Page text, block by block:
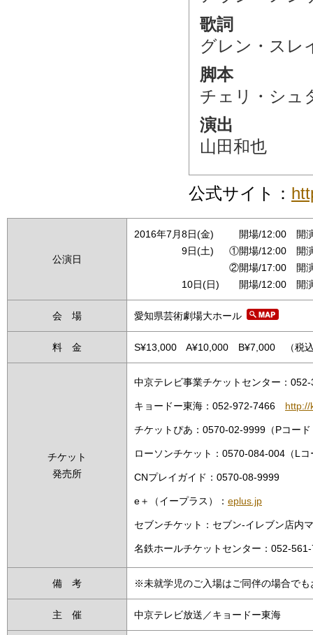
歌詞
グレン・スレ
脚本
チェリ・シュ
演出
山田和也
公式サイト：
公演日
2016年7月8日(金)
開場/12:00 開
9日(土)
①開場/12:00 開
②開場/17:00 開
10日(日)
開場/12:00 開
会 場 愛知県芸術劇場大ホール
料 金 S¥13,000 A¥10,000 B¥7,000 （税
チケット
発売所
中京テレビ事業チケットセンター：
キョードー東海：052-972-7466 http://
チケットぴあ：0570-02-9999（Pコー
ローソンチケット：0570-084-004（L
CNプレイガイド：0570-08-9999
e＋（イープラス）： eplus.jp
セブンチケット：セブン-イレブン店内
名鉄ホールチケットセンター：052-
備 考 ※未就学児のご入場はご同伴の場合でも
主 催 中京テレビ放送／キョードー東海